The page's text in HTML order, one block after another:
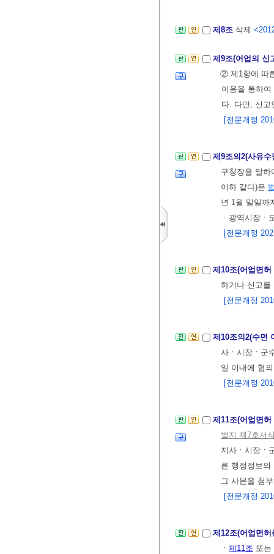
제8조 삭제
제9조(어업의 신
② 제1항에 따
이용을 통하
다. 다만, 신고
[전문개정
제9조의2(사유
구청장을 말
이하 같다)은
년 1월 말일까
ㆍ광역시장
[전문개정
제10조(어업면
하거나 신고
[전문개정
제10조의2(수면
사ㆍ시장ㆍ군
일 이내에 협
[전문개정
제11조(어업면
별지 제7호서
지사ㆍ시장ㆍ
른 행정정보
그 사본을 첨
[전문개정
제12조(어업면
ㆍ 제11조 또는